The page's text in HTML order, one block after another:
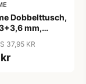
Dobbelttusch,
mm,
37,95 KR